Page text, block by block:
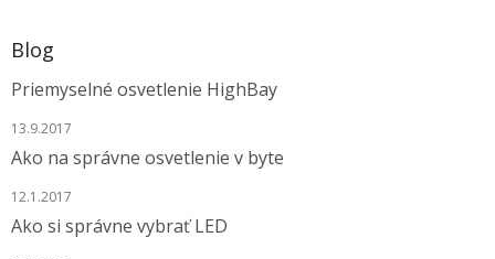
Blog
Priemyselné osvetlenie HighBay
13.9.2017
Ako na správne osvetlenie v byte
12.1.2017
Ako si správne vybrať LED